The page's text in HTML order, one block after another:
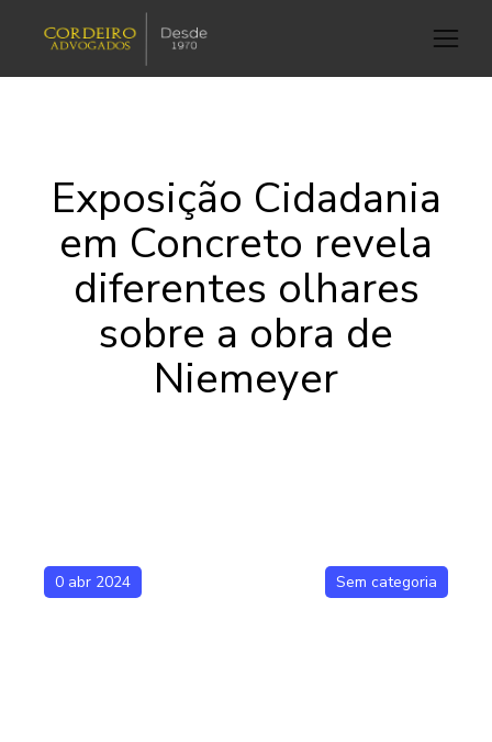
Exposição Cidadania
em Concreto revela
diferentes olhares
sobre a obra de
Niemeyer
0 abr 2024 Sem categoria